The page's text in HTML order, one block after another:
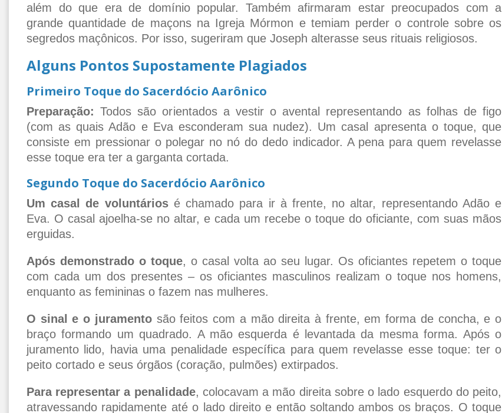
além do que era de domínio popular. Também afirmaram estar preocupados com a
grande quantidade de maçons na Igreja Mórmon e temiam perder o controle sobre os
segredos maçônicos. Por isso, sugeriram que Joseph alterasse seus rituais religiosos.
Alguns Pontos Supostamente Plagiados
Primeiro Toque do Sacerdócio Aarônico
Preparação: Todos são orientados a vestir o avental representando as folhas de figo
(com as quais Adão e Eva esconderam sua nudez). Um casal apresenta o toque, que
consiste em pressionar o polegar no nó do dedo indicador. A pena para quem revelasse
esse toque era ter a garganta cortada.
Segundo Toque do Sacerdócio Aarônico
Um casal de voluntáriosé chamado para ir à frente, no altar, representando Adão e
Eva. O casal ajoelha-se no altar, e cada um recebe o toque do oficiante, com suas mãos
erguidas.
Após demonstrado o toque, o casal volta ao seu lugar. Os oficiantes repetem o toque
com cada um dos presentes – os oficiantes masculinos realizam o toque nos homens,
enquanto as femininas o fazem nas mulheres.
O sinal e o juramentosão feitos com a mão direita à frente, em forma de concha, e o
braço formando um quadrado. A mão esquerda é levantada da mesma forma. Após o
juramento lido, havia uma penalidade específica para quem revelasse esse toque: ter o
peito cortado e seus órgãos (coração, pulmões) extirpados.
Para representar a penalidade, colocavam a mão direita sobre o lado esquerdo do peito,
atravessando rapidamente até o lado direito e então soltando ambos os braços. O toque